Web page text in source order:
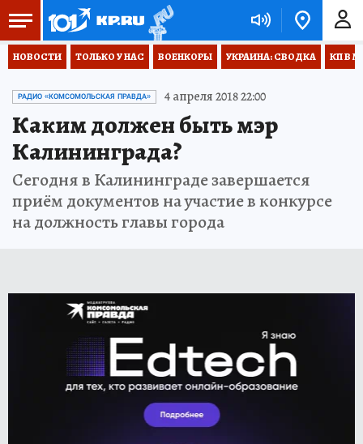
НОВОСТИ ТОЛЬКО У НАС ВОЕНКОРЫ УКРАИНА: СВОДКА КП В
РАДИО «КОМСОМОЛЬСКАЯ ПРАВДА» 4 апреля 2018 22:00
Каким должен быть мэр
Калининграда?
Сегодня в Калининграде завершается
приём документов на участие в конкурсе
на должность главы города